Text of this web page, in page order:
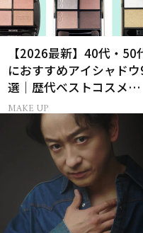
【2026最新】40代・50
におすすめアイシャドウ
選｜歴代ベストコスメ受
賞まとめ
MAKE UP